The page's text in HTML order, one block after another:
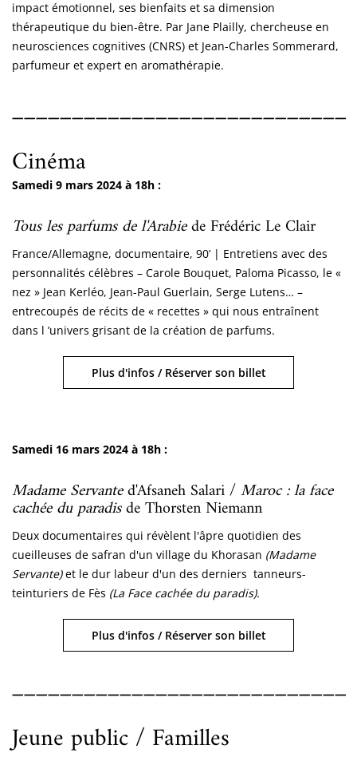
impact émotionnel, ses bienfaits et sa dimension
thérapeutique du bien-être. Par Jane Plailly, chercheuse en
neurosciences cognitives (CNRS) et Jean-Charles Sommerard,
parfumeur et expert en aromathérapie.
____________________________
Cinéma
Samedi 9 mars 2024 à 18h :
Tous les parfums de l'Arabiede Frédéric Le Clair
France/Allemagne, documentaire, 90’ | Entretiens avec des
personnalités célèbres – Carole Bouquet, Paloma Picasso, le «
nez » Jean Kerléo, Jean-Paul Guerlain, Serge Lutens… –
entrecoupés de récits de « recettes » qui nous entraînent
dans l ’univers grisant de la création de parfums.
Plus d'infos / Réserver son billet
Samedi 16 mars 2024 à 18h :
Madame Servanted'Afsaneh Salari /Maroc : la face
cachée du paradisde Thorsten Niemann
Deux documentaires qui révèlent l'âpre quotidien des
cueilleuses de safran d'un village du Khorasan (Madame
Servante)et le dur labeur d'un des derniers tanneurs-
teinturiers de Fès (La Face cachée du paradis).
Plus d'infos / Réserver son billet
____________________________
Jeune public / Familles